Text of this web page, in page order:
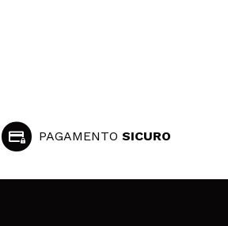
PAGAMENTO SICURO